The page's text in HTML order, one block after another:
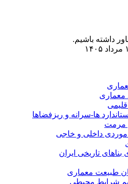
داشته باشیم.
معماری
ها-سرانه و ریزفضاها
مرمت
موردی داخلی و خاجی
بناهای تاریخی ایران
طبیعت معماری
شرایط محیطی